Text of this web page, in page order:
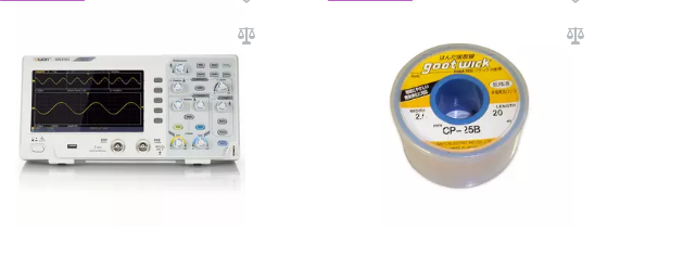
Наявність на складі: Львів
7337
Наявність на складі: Львів
847458